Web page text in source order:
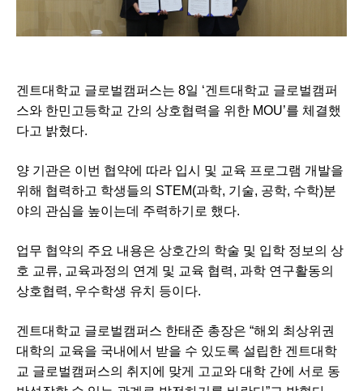
겐트대학교 글로벌캠퍼스는 8일 ‘겐트대학교 글로벌캠퍼
스와 한민고등학교 간의 상호협력을 위한 MOU’를 체결했
다고 밝혔다.
양 기관은 이번 협약에 따라 입시 및 교육 프로그램 개발을
위해 협력하고 학생들의 STEM(과학, 기술, 공학, 수학)분
야의 관심을 높이는데 주력하기로 했다.
업무 협약의 주요 내용은 상호간의 학술 및 입학 정보의 상
호 교류, 교육과정의 연계 및 교육 협력, 과학 연구활동의
상호협력, 우수학생 유치 등이다.
겐트대학교 글로벌캠퍼스 한태준 총장은 “해외 최상위권
대학의 교육을 국내에서 받을 수 있도록 설립한 겐트대학
교 글로벌캠퍼스의 취지에 맞게 고교와 대학 간에 서로 동